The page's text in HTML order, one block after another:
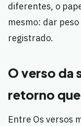
diferentes, o
mesmo: dar
registrado.
O verso da
retorno
Entre Os versos